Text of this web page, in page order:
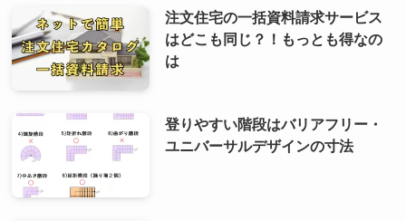
注文住宅の一括資料請求サービス
はどこも同じ？！もっとも得なの
は
登りやすい階段はバリアフリー・
ユニバーサルデザインの寸法